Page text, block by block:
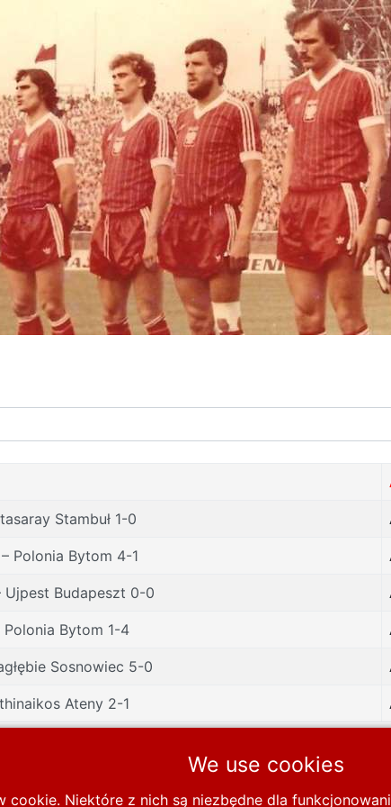
Stambuł 1-0
Polonia Bytom 4-1
Ujpest Budapeszt 0-0
Bytom 1-4
Sosnowiec 5-0
Ateny 2-1
We use cookies
Niektóre z nich są niezbędne dla